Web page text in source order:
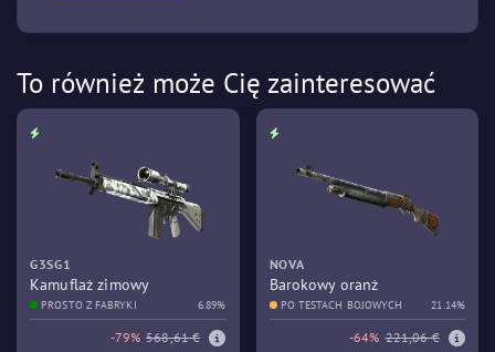
To również może Cię zainteresować
G3SG1
Kamuflaż zimowy
PROSTO Z FABRYKI 6.89%
-79% 568,61 €
NOVA
Barokowy oranż
PO TESTACH BOJOWYCH 21.14%
-64% 221,06 €